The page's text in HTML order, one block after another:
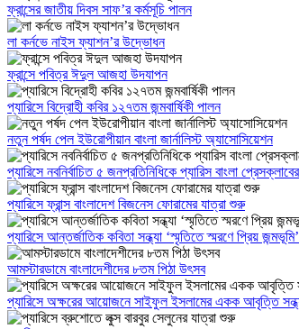
ফ্রান্সের জাতীয় দিবস সাফ’র কর্মসূচি পালন
লা কর্নভে নাইস ফ্যাশন’র উদ্ভোধন
ফ্রান্সে পবিত্র ঈদুল আজহা উদযাপন
প্যারিসে বিদ্রোহী কবির ১২৭তম জন্মবার্ষিকী পালন
নতুন পর্ষদ পেল ইউরোপীয়ান বাংলা জার্নালিস্ট অ্যাসোসিয়েশন
প্যারিসে নবনির্বাচিত ৫ জনপ্রতিনিধিকে প্যারিস বাংলা প্রেসক্লাবের
প্যারিসে ফ্রান্স বাংলাদেশ বিজনেস ফোরামের যাত্রা শুরু
প্যারিসে আন্তর্জাতিক কবিতা সন্ধ্যা ‘স্মৃতিতে স্মরণে প্রিয় জন্মভূমি’
আমস্টারডামে বাংলাদেশীদের ৮তম পিঠা উৎসব
প্যারিসে অক্ষরের আয়োজনে সাইফুল ইসলামের একক আবৃত্তি